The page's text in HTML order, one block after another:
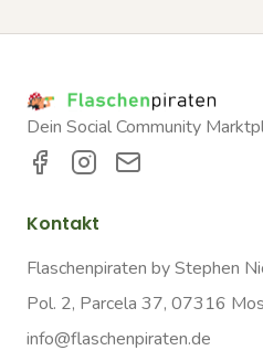
Dein Social Community
Kontakt
Flaschenpiraten by Stephen
Pol. 2, Parcela 37, 07316
info@flaschenpiraten.de